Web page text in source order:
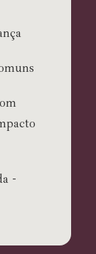
-